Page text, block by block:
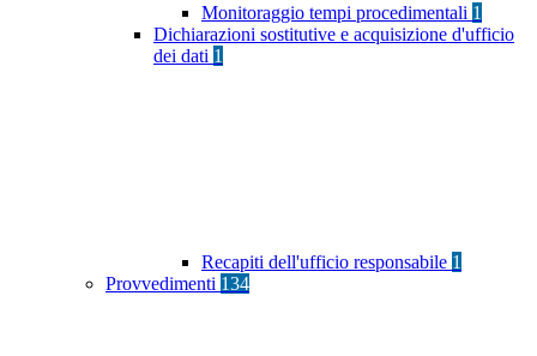
Monitoraggio tempi procedimentali 1
Dichiarazioni sostitutive e acquisizione d'ufficio
dei dati 1
Recapiti dell'ufficio responsabile 1
Provvedimenti 134